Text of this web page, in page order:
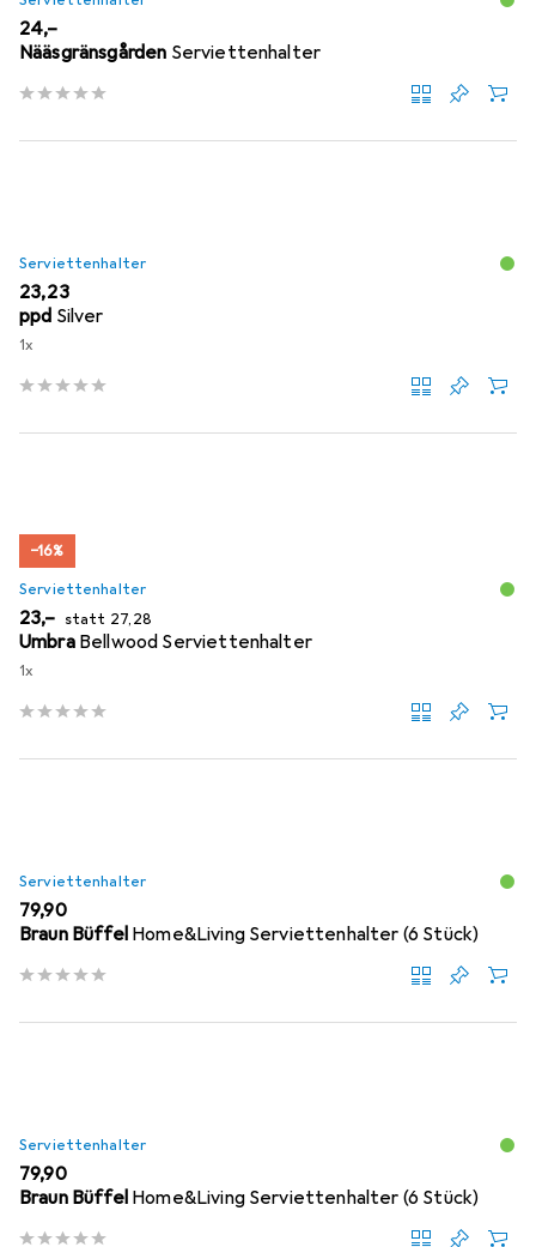
EUR
24,–
Nääsgränsgården Serviettenhalter
Serviettenhalter
EUR
23,23
ppd Silver
1x
−16%
Serviettenhalter
EUR
23,– statt EUR
27,28
Umbra Bellwood Serviettenhalter
1x
Serviettenhalter
EUR
79,90
Braun Büffel Home&Living Serviettenhalter (6 Stück)
Serviettenhalter
EUR
79,90
Braun Büffel Home&Living Serviettenhalter (6 Stück)